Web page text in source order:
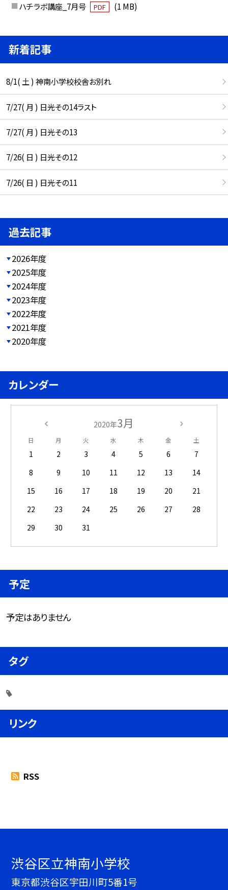
ハチラボ講座_7月号
PDF (1 MB)
新着記事
8/1( 土 ) 神南小学校校舎お別れ
7/27( 月 ) 日光その14ラスト
7/27( 月 ) 日光その13
7/26( 日 ) 日光その12
7/26( 日 ) 日光その11
過去記事
2026年度
2025年度
2024年度
2023年度
2022年度
2021年度
2020年度
カレンダー
2020年3月
日 月 火 水 木 金 土
1 2 3 4 5 6
7
8
9 10 11 12 13
14
15
16 17 18 19 20
21
22
23 24 25 26 27
28
29
30 31
予定
予定はありません
タグ
リンク
RSS
渋谷区立神南小学校
東京都渋谷区宇田川町5番1号